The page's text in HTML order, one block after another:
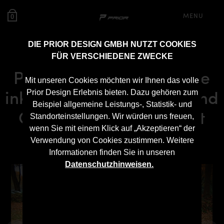
DIE PRIOR DESIGN GMBH NUTZT COOKIES
FÜR VERSCHIEDENE ZWECKE
Mit unseren Cookies möchten wir Ihnen das volle
Prior Design Erlebnis bieten. Dazu gehören zum
Beispiel allgemeine Leistungs-, Statistik- und
Standorteinstellungen. Wir würden uns freuen,
wenn Sie mit einem Klick auf „Akzeptieren“ der
Verwendung von Cookies zustimmen. Weitere
Informationen finden Sie in unseren
Datenschutzhinweisen.
0 MENU
PDR700 Frontstoßstange
inkl. Frontspoiler Lippe und
Cupwings für Chevrolet
Corvette C7